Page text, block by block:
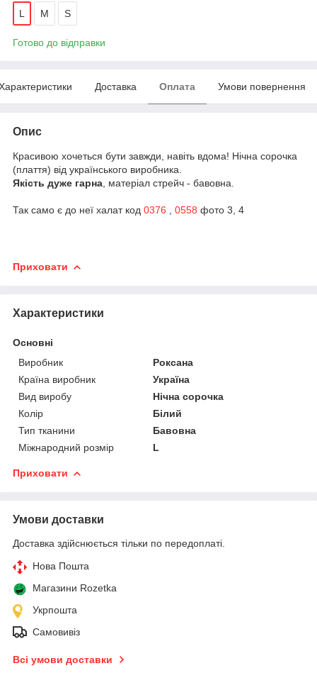
L M S
Готово до відправки
Доставка Оплата Умови повернення
Опис
Красивою хочеться бути завжди, навіть вдома! Нічна сорочка
(плаття) від українського виробника.
Якість дуже гарна , матеріал стрейч - бавовна.
Так само є до неї халат код 0376 0558 фото 3, 4
Приховати
Характеристики
Основні
Виробник
Роксана
Країна виробник
Україна
Вид виробу
Нічна сорочка
Колір
Білий
Тип тканини
Бавовна
Міжнародний розмір
L
Приховати
Умови доставки
Доставка здійснюється тільки по передоплаті.
Нова Пошта
Магазини Rozetka
Укрпошта
Самовивіз
Всі умови доставки